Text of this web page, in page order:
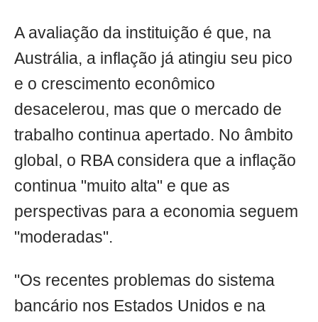
A avaliação da instituição é que, na
Austrália, a inflação já atingiu seu pico
e o crescimento econômico
desacelerou, mas que o mercado de
trabalho continua apertado. No âmbito
global, o RBA considera que a inflação
continua "muito alta" e que as
perspectivas para a economia seguem
"moderadas".
"Os recentes problemas do sistema
bancário nos Estados Unidos e na